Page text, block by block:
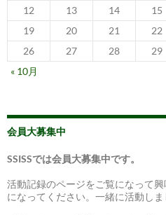
12
13 14 15
19
20 21 22
26
27 28 29
« 10月
会員大募集中
SSISSでは会員大募集中です。
活動記録のページをご覧になって
になってください。一緒に活動しま